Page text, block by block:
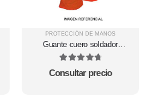
PROTECCIÓN DE MANOS
Guante cuero soldador
naranjo negro steelpro
4.86 out of 5
Consultar precio